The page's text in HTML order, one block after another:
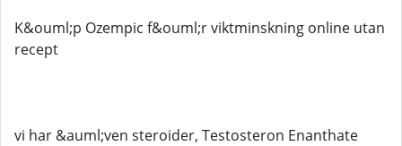
K&ouml;p Ozempic f&ouml;r viktminskning online utan
recept
vi har &auml;ven steroider, Testosteron Enanthate